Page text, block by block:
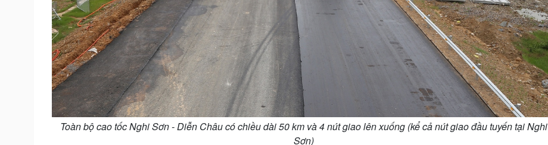
Toàn bộ cao tốc Nghi Sơn - Diễn Châu có chiều dài 50 km và 4 nút giao lên xuống (kể cả nút giao đầu tuyến tại Nghi
Sơn)